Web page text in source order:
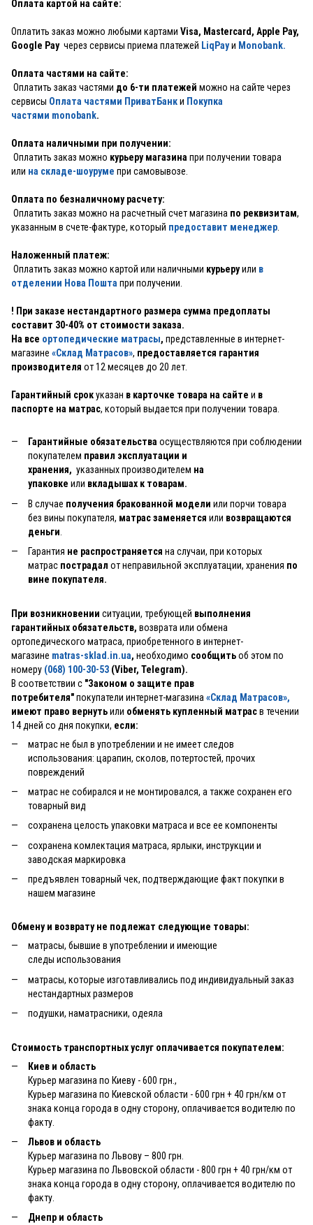
Оплата картой на сайте:
Оплатить заказ можно любыми картами Visa, Mastercard, Apple Pay,
Google Pay через сервисы приема платежей LiqPayи Monobank.
Оплата частями на сайте:
Оплатить заказ частями до 6-ти платежей можно на сайте через
сервисы Оплата частями ПриватБанки Покупка
частями monobank.
Оплата наличными при получении:
Оплатить заказ можно курьеру магазина при получении товара
или на складе-шоуруме при самовывозе.
Оплата по безналичному расчету:
Оплатить заказ можно на расчетный счет магазина по реквизитам,
указанным в счете-фактуре, который предоставит менеджер.
Наложенный платеж:
Оплатить заказ можно картой или наличными курьеруили в
отделении Нова Пошта при получении.
! При заказе нестандартного размера сумма предоплаты
составит 30-40% от стоимости заказа.
На все ортопедические матрасы, представленные в интернет-
магазине «Склад Матрасов», предоставляется гарантия
производителя от 12 месяцев до 20 лет.
Гарантийный срокуказан в карточке товара на сайте и в
паспорте на матрас, который выдается при получении товара.
Гарантийные обязательства осуществляются при соблюдении
покупателем правил эксплуатации и
хранения, указанных производителем на
упаковке или вкладышах к товарам.
В случае получения бракованной модели или порчи товара
без вины покупателя, матрас заменяется или возвращаются
деньги
Гарантия не распространяется на случаи, при которых
матрас пострадал от неправильной эксплуатации, хранения по
вине покупателя.
При возникновении ситуации, требующей выполнения
гарантийных обязательств, возврата или обмена
ортопедического матраса, приобретенного в интернет-
магазине matras-sklad.in.ua, необходимо сообщитьоб этом по
номеру (068) 100-30-53 (Viber, Telegram).
В соответствии с "Законом о защите прав
потребителя"покупатели интернет-магазина «Склад Матрасов»,
имеют право вернутьили обменять купленный матрасв течении
14 дней со дня покупки, если:
матрас не был в употреблении и не имеет следов
использования: царапин, сколов, потертостей, прочих
повреждений
матрас не собирался и не монтировался, а также сохранен его
товарный вид
сохранена целость упаковки матраса и все ее компоненты
сохранена комлектация матраса, ярлыки, инструкции и
заводская маркировка
предъявлен товарный чек, подтверждающие факт покупки в
нашем магазине
Обмену и возврату не подлежат следующие товары:
матрасы, бывшие в употреблении и имеющие
следы использования
матрасы, которые изготавливались под индивидуальный заказ
нестандартных размеров
подушки, наматрасники, одеяла
Стоимость транспортных услуг оплачивается покупателем:
Киев и область
Курьер магазина по Киеву - 600 грн.,
Курьер магазина по Киевской области - 600 грн + 40 грн/км от
знака конца города в одну сторону, оплачивается водителю по
факту.
Львов и область
Курьер магазина по Львову – 800 грн.
Курьер магазина по Львовской области - 800 грн + 40 грн/км от
знака конца города в одну сторону, оплачивается водителю по
факту.
Днепр и область